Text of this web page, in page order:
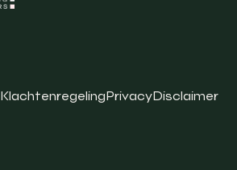
KlachtenregelingPrivacyDisclaimer